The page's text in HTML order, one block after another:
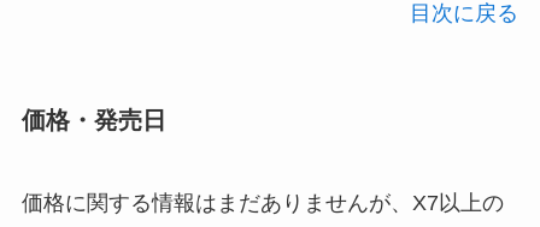
目次に戻る
価格・発売日
価格に関する情報はまだありませんが、X7以上の